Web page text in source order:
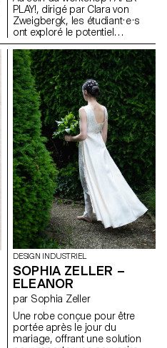
PLAY!, dirigé par Clara von
Zweigbergk, les étudiant·e·s
ont exploré le potentiel
expressif du papier et du
carton afin de réinventer des
abat-jour destinés à des
luminaires de plafond, muraux,
sur pied, de chevet, de table ou
portables. L’accent a été mis
sur l’expérimentation et le jeu —
en testant les possibilités et les
limites du papier, de la lumière,
de la couleur et de la forme
pour développer de nouvelles
expressions lumineuses.
DESIGN INDUSTRIEL
SOPHIA ZELLER –
ELEANOR
par Sophia Zeller
Une robe conçue pour être
portée après le jour du
mariage, offrant une solution